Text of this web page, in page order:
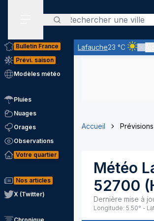
Rechercher
Lafauche23 °C
Ciel
Bulletin France
Prévi. saison
Modèles météo
Pluies
Nuages
Orages
Observations
Votre quartier
Nos articles
X (Twitter)
Accueil
Météo
52700 (
Dernière mise à
Longitude: 5.50° -